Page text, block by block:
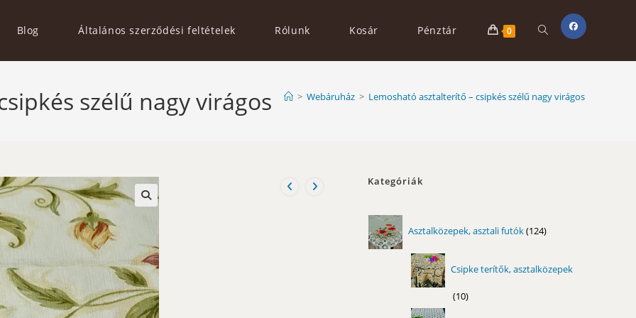
Blog Általános szerződési feltételek Rólunk Kosár Pénztár 0 Toggle
website
szélű nagy virágos > Webáruház > Lemosható asztalterítő – csipkés szélű nagy virágos
Kategóriák
Asztalközepek, asztali futók 124
termék
Csipke terítők, asztalközepek
1010